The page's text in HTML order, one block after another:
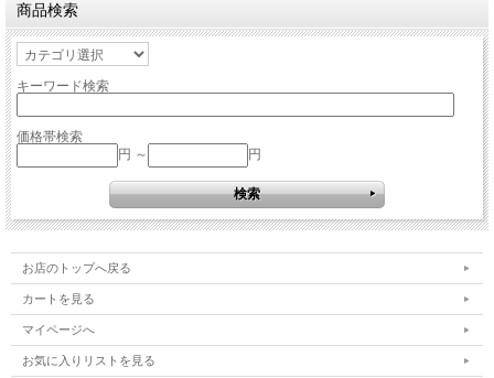
商品検索
キーワード検索
価格帯検索
円 ～
円
お店のトップへ戻る
カートを見る
マイページへ
お気に入りリストを見る